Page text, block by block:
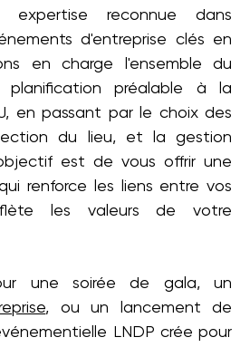
expertise reconnue dans
d'entreprise clés en
en charge l'ensemble du
planification préalable à la
en passant par le choix des
du lieu, et la gestion
est de vous offrir une
renforce les liens entre vos
les valeurs de votre
une soirée de gala, un
, ou un lancement de
LNDP crée pour